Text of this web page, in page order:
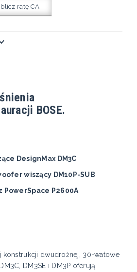
ratę CA
BOSE.
DesignMax DM3C
wiszący DM10P-SUB
PowerSpace P2600A
konstrukcji dwudrożnej, 30-watowe
DM3SE i DM3P oferują